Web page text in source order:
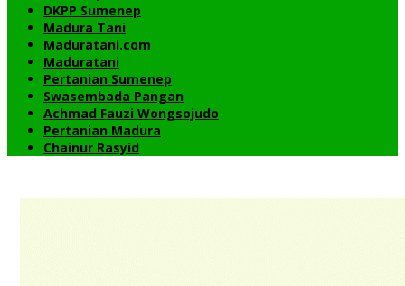
DKPP Sumenep
Madura Tani
Maduratani.com
Maduratani
Pertanian Sumenep
Swasembada Pangan
Achmad Fauzi Wongsojudo
Pertanian Madura
Chainur Rasyid